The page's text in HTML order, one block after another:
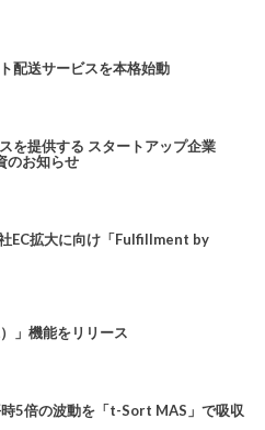
配送サービスを本格始動
を提供する スタートアップ企業
のお知らせ
EC拡大に向け「Fulfillment by
」機能をリリース
5倍の波動を「t-Sort MAS」で吸収